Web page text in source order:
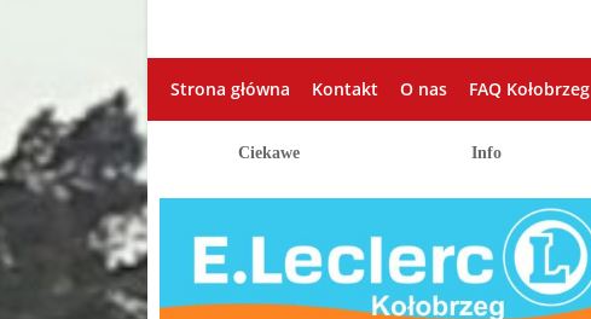
Strona główna Kontakt O nas FAQ Kołobrzeg
Ciekawe Info